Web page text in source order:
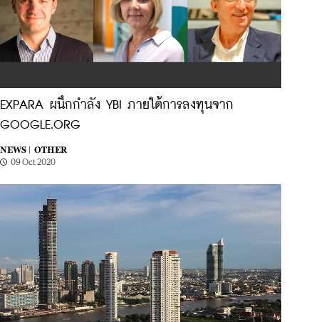
EXPARA ผนึกกำลัง YBI ภายใต้การลงทุนจาก
GOOGLE.ORG
NEWS |
OTHER
09 Oct 2020